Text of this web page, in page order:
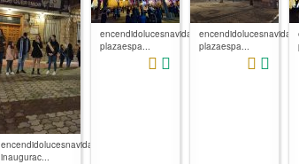
encendidolucesnavidad2022-
inaugurac...
encendidolucesnavidad2022-
plazaespa...
plazaespa...